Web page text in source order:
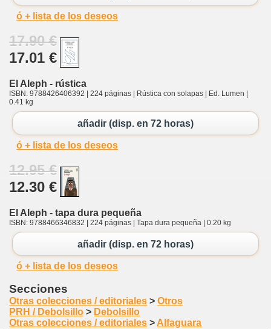
ó + lista de los deseos
17.90 €
17.01 €
El Aleph - rústica
ISBN: 9788426406392 | 224 páginas | Rústica con solapas | Ed. Lumen |
0.41 kg
añadir (disp. en 72 horas)
ó + lista de los deseos
12.95 €
12.30 €
El Aleph - tapa dura pequeña
ISBN: 9788466346832 | 224 páginas | Tapa dura pequeña | 0.20 kg
añadir (disp. en 72 horas)
ó + lista de los deseos
Secciones
Otras colecciones / editoriales > Otros
PRH / Debolsillo > Debolsillo
Otras colecciones / editoriales > Alfaguara